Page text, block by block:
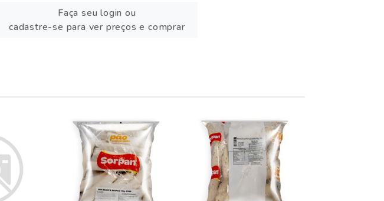
Faça seu login ou
cadastre-se para ver preços e comprar